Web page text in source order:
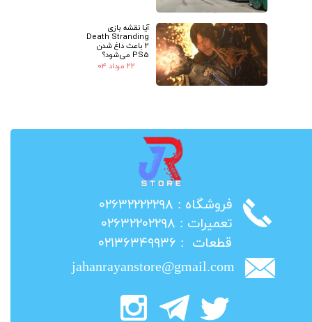
آیا نقشه بازی
Death Stranding
2 باعث داغ شدن
PS5 می‌شود؟
۲۲ مرداد ۰۴
​فروشگاه : ۰۲۶۳۲۲۲۲۲۹۸
​تعمیرات : ۰۲۶۳۲۲۰۲۲۹۸
​قطعات : ۰۲۱۳۶۳۴۹۹۳۶
jahanrayanstore@gmail.com